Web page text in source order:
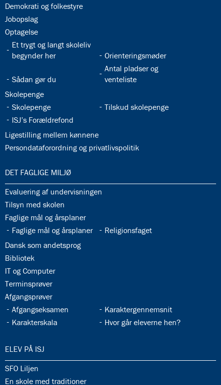
32.25:
Demokrati og folkestyre
32.26:
Jobopslag
32.27:
Optagelse
32.28:
Et trygt og langt skoleliv
begynder her
32.29:
Orienteringsmøder
32.30:
Sådan gør du
32.31:
Antal pladser og
venteliste
32.32:
Skolepenge
32.33:
Skolepenge 32.34:
Tilskud skolepenge
32.35:
ISJ’s Forældrefond
32.36:
Ligestilling mellem kønnene
32.37:
Persondataforordning og privatlivspolitik
33.0:
DET FAGLIGE MILJØ
33.1:
Evaluering af undervisningen
33.2:
Tilsyn med skolen
33.3:
Faglige mål og årsplaner
33.4:
Faglige mål og årsplaner 33.5:
Religionsfaget
33.6:
Dansk som andetsprog
33.7:
Bibliotek
33.8:
IT og Computer
33.9:
Terminsprøver
33.10:
Afgangsprøver
33.11:
Afgangseksamen 33.12:
Karaktergennemsnit
33.13:
Karakterskala 33.14:
Hvor går eleverne hen?
34.0:
ELEV PÅ ISJ
34.1:
SFO Liljen
34.2:
En skole med traditioner